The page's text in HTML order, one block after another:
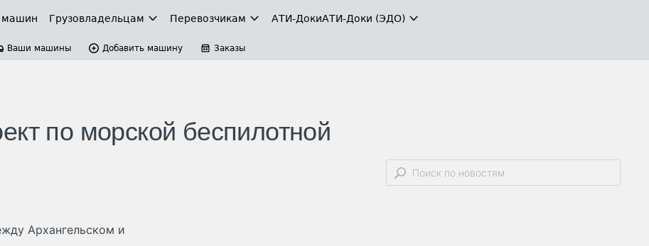
машин Грузовладельцам Перевозчикам АТИ-ДокиАТИ-Доки (ЭДО)
Ваши машины Добавить машину Заказы
по морской беспилотной
Архангельском и